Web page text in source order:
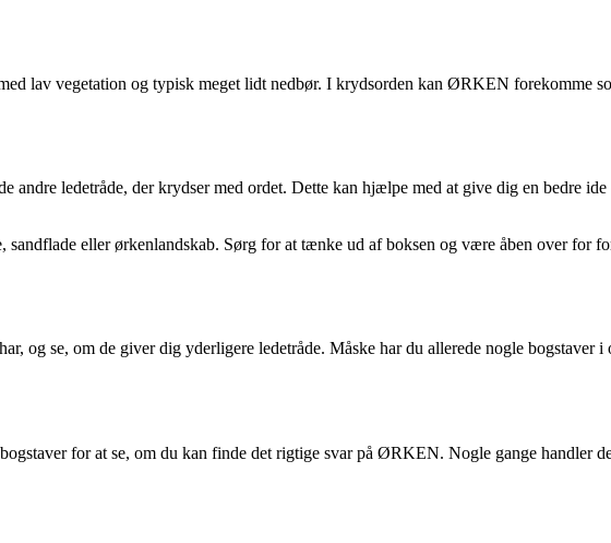
lav vegetation og typisk meget lidt nedbør. I krydsorden kan ØRKEN forekomme
ledetråde, der krydser med ordet. Dette kan hjælpe med at give dig en bedre
eller ørkenlandskab. Sørg for at tænke ud af boksen og være åben over for
og se, om de giver dig yderligere ledetråde. Måske har du allerede nogle bogstaver
for at se, om du kan finde det rigtige svar på ØRKEN. Nogle gange handler